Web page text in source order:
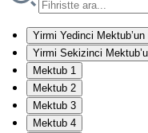
Yirmi Yedinci
Yirmi Sekizinci
Mektub 1
Mektub 2
Mektub 3
Mektub 4